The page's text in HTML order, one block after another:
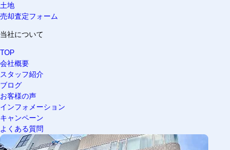
土地
売却査定フォーム
当社について
TOP
会社概要
スタッフ紹介
ブログ
お客様の声
インフォメーション
キャンペーン
よくある質問